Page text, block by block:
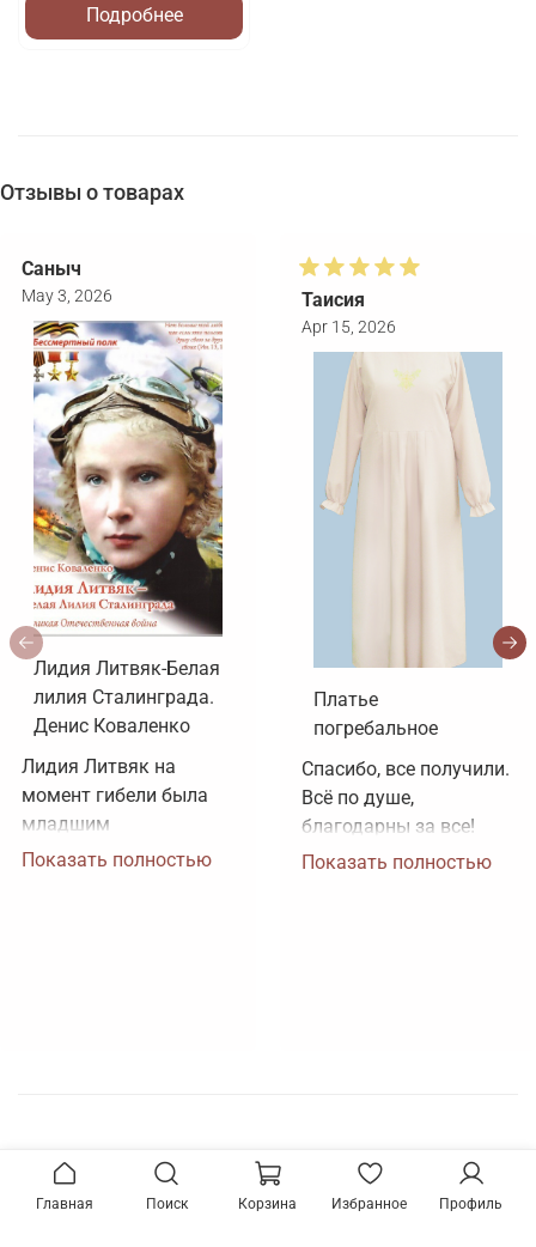
Подробнее
Отзывы о товарах
Саныч
May 3, 2026
Лидия Литвяк-Белая
лилия Сталинграда.
Денис Коваленко
Лидия Литвяк на
момент гибели была
младшим
лейтенантом.
Показать полностью
Таисия
Apr 15, 2026
Платье
погребальное
Спасибо, все получили.
Всё по душе,
благодарны за все!
Показать полностью
Главная Поиск Корзина Избранное Профиль